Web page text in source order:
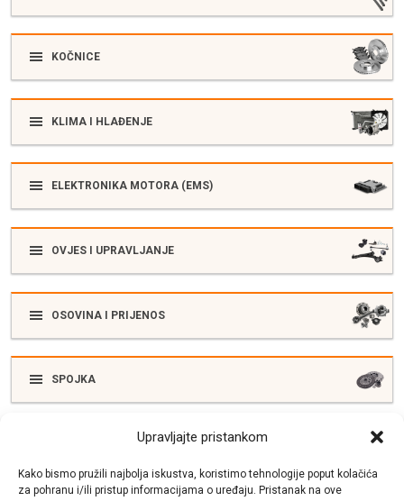
Upravljajte pristankom
Kako bismo pružili najbolja iskustva, koristimo tehnologije poput kolačića
za pohranu i/ili pristup informacijama o uređaju. Pristanak na ove
KOČNICE
KLIMA I HLAĐENJE
ELEKTRONIKA MOTORA (EMS)
OVJES I UPRAVLJANJE
OSOVINA I PRIJENOS
SPOJKA